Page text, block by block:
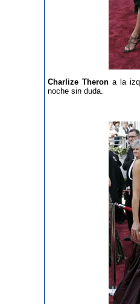
Charlize Theron a la
noche sin duda.